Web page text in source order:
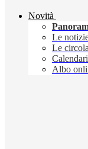
Novità
Le
Le
Albo